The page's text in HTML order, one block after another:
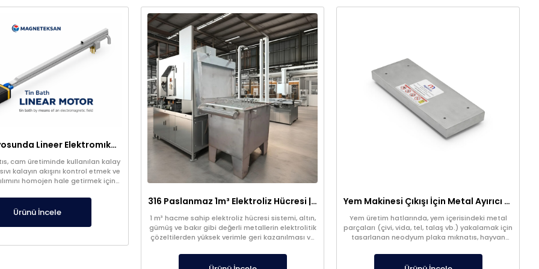
Kalay Banyosunda Lineer Elektromıknatıs: Sıcaklık Homojenliği ve Oksit Temizleme
cam üretiminde kullanılan kalay
kalayın akışını kontrol etmek ve
homojen hale getirmek için
kalay yüzeyinde kontrollü kuvvet
metalin yönlendirilmesini sağlar.
Ürünü İncele
316 Paslanmaz 1m³ Elektroliz Hücresi | 7 Katot 8 Anot Altın Gümüş Rafinasyon Sistemi
1 m³ hacme sahip elektroliz hücresi sistemi, altın,
gümüş ve bakır gibi değerli metallerin elektrolitik
çözeltilerden yüksek verimle geri kazanılması ve
edilmiş 7 katot ve 8 anot dizilimi sayesinde
elektrokimyasal süreç stabil ve kontrollü şekilde
Yem Makinesi Çıkışı İçin Metal Ayırıcı Plaka Mıknatıs
Yem üretim hatlarında, yem içerisindeki metal
parçaları (çivi, vida, tel, talaş vb.) yakalamak için
tasarlanan neodyum plaka mıknatıs, hayvan
Yem makinesi çıkışına uygun özel ölçü üretim
yapılabilir.